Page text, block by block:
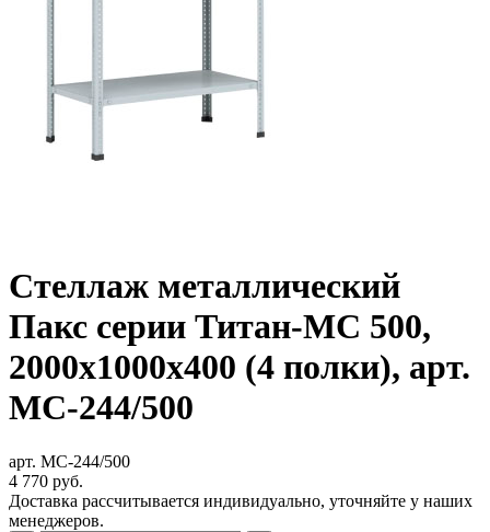
Стеллаж металлический
Пакс серии Титан-МС 500,
2000x1000x400 (4 полки), арт.
МС-244/500
арт. МС-244/500
4 770 руб.
Доставка рассчитывается индивидуально, уточняйте у наших
менеджеров.